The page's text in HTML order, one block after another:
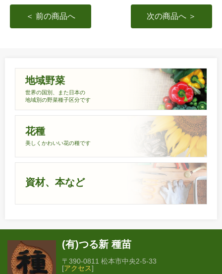
＜ 前の商品へ 次の商品へ ＞
地域野菜
世界の国別、また日本の
地域別の野菜種子区分です
花種
美しくかわいい花の種です
資材、本など
(有)つる新 種苗
〒390-0811 松本市中央2-5-33
[アクセス]